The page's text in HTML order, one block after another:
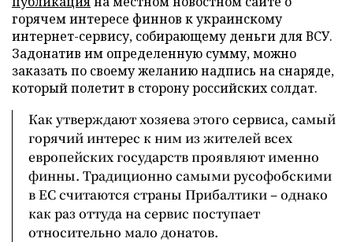
горячем интересе финнов к украинскому
интернет-сервису, собирающему деньги для ВСУ.
Задонатив им определенную сумму, можно
заказать по своему желанию надпись на снаряде,
который полетит в сторону российских солдат.
Как утверждают хозяева этого сервиса, самый
горячий интерес к ним из жителей всех
европейских государств проявляют именно
финны. Традиционно самыми русофобскими
в ЕС считаются страны Прибалтики – однако
как раз оттуда на сервис поступает
относительно мало донатов.